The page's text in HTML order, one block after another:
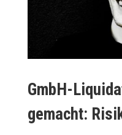
GmbH-
gemacht: